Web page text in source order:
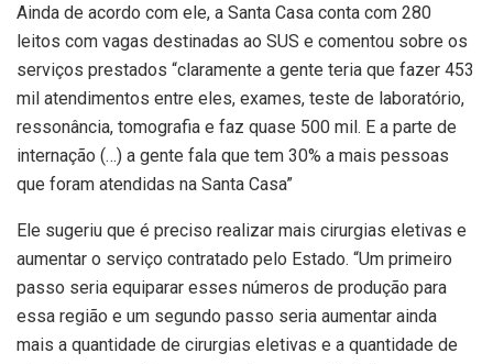
Ainda de acordo com ele, a Santa Casa conta com 280
leitos com vagas destinadas ao SUS e comentou sobre os
serviços prestados “claramente a gente teria que fazer 453
mil atendimentos entre eles, exames, teste de laboratório,
ressonância, tomografia e faz quase 500 mil. E a parte de
internação (…) a gente fala que tem 30% a mais pessoas
que foram atendidas na Santa Casa”
Ele sugeriu que é preciso realizar mais cirurgias eletivas e
aumentar o serviço contratado pelo Estado. “Um primeiro
passo seria equiparar esses números de produção para
essa região e um segundo passo seria aumentar ainda
mais a quantidade de cirurgias eletivas e a quantidade de